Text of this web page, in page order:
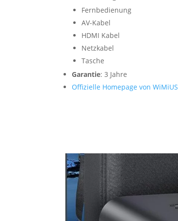
Fernbedienung
AV-Kabel
HDMI Kabel
Netzkabel
Tasche
Garantie: 3 Jahre
Offizielle Homepage von WiMiUS